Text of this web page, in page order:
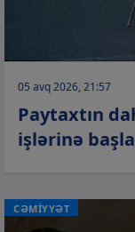
05 avq 2026, 21:57
Paytaxtın
işlərinə
CƏMİYYƏT